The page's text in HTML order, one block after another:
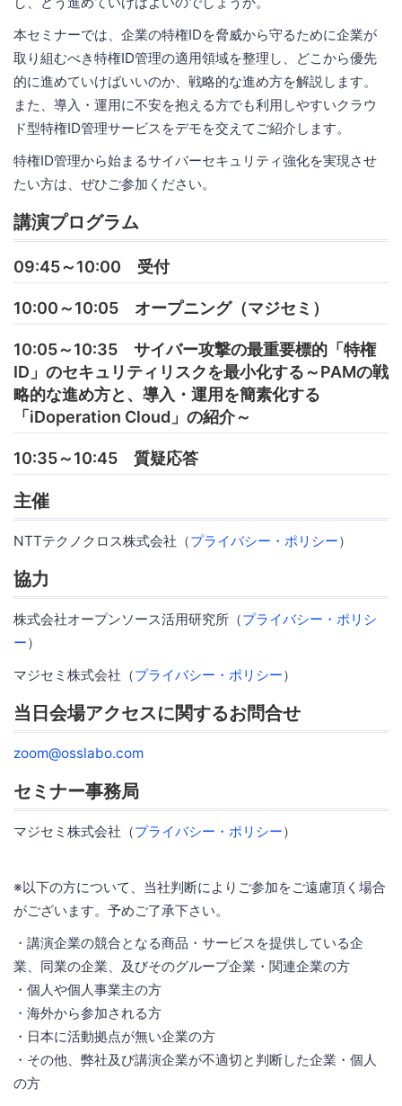
本セミナーでは、企業の特権IDを脅威から守るために企業が
取り組むべき特権ID管理の適用領域を整理し、どこから優先
的に進めていけばいいのか、戦略的な進め方を解説します。
また、導入・運用に不安を抱える方でも利用しやすいクラウ
ド型特権ID管理サービスをデモを交えてご紹介します。
特権ID管理から始まるサイバーセキュリティ強化を実現させ
たい方は、ぜひご参加ください。
講演プログラム
09:45～10:00 受付
10:00～10:05 オープニング（マジセミ）
10:05～10:35 サイバー攻撃の最重要標的「特権
ID」のセキュリティリスクを最小化する～PAMの戦
略的な進め方と、導入・運用を簡素化する
「iDoperation Cloud」の紹介～
10:35～10:45 質疑応答
主催
NTTテクノクロス株式会社（プライバシー・ポリシー）
協力
株式会社オープンソース活用研究所（プライバシー・ポリシ
ー）
マジセミ株式会社（プライバシー・ポリシー）
当日会場アクセスに関するお問合せ
zoom@osslabo.com
セミナー事務局
マジセミ株式会社（プライバシー・ポリシー）
※以下の方について、当社判断によりご参加をご遠慮頂く場合
がございます。予めご了承下さい。
・講演企業の競合となる商品・サービスを提供している企
業、同業の企業、及びそのグループ企業・関連企業の方
・個人や個人事業主の方
・海外から参加される方
・日本に活動拠点が無い企業の方
・その他、弊社及び講演企業が不適切と判断した企業・個人
の方